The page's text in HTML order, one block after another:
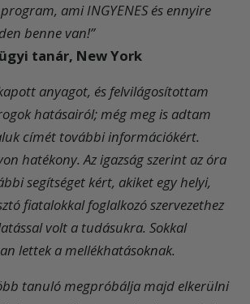
ami INGYENES és ennyire
benne van!”
tanár, New York
anyagot, és felvilágosítottam
hatásairól; még meg is adtam
címét további információkért.
hatékony. Az igazság szerint az óra
segítséget kért, akiket egy helyi,
fiatalokkal foglalkozó szervezethez
volt a tudásukra. Sokkal
lettek a mellékhatásoknak.
tanuló megpróbálja majd elkerülni